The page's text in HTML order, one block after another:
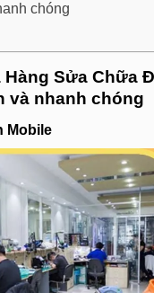
chóng
Hàng Sửa Chữa
và nhanh chóng
Mobile